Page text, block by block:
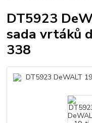
DT5923
sada vrtáků
338